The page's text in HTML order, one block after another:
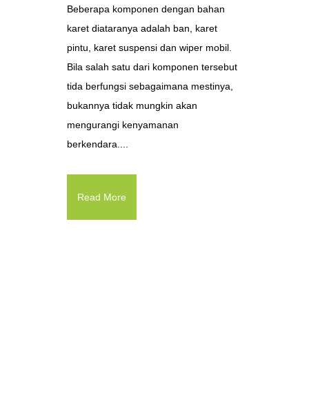
Beberapa komponen dengan bahan
karet diataranya adalah ban, karet
pintu, karet suspensi dan wiper mobil.
Bila salah satu dari komponen tersebut
tida berfungsi sebagaimana mestinya,
bukannya tidak mungkin akan
mengurangi kenyamanan
berkendara....
Read More